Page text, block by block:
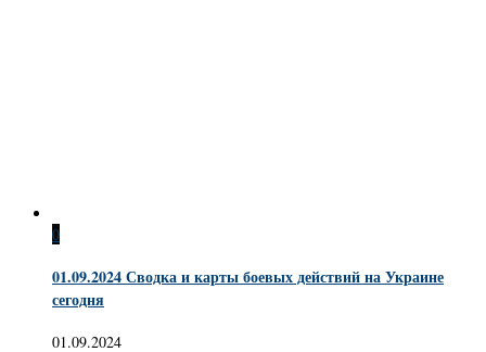
0
01.09.2024 Сводка и карты боевых действий на Украине
сегодня
01.09.2024